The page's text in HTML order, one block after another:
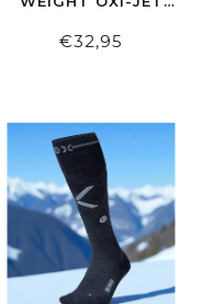
ZWART ROOD
€32,95